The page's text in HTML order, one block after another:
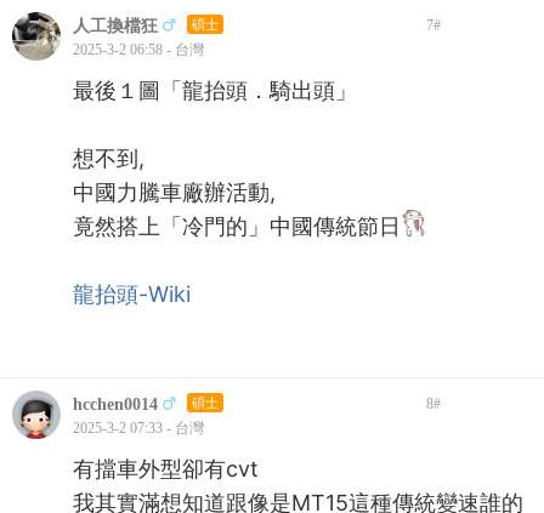
人工換檔狂 碩士 7#
2025-3-2 06:58 - 台灣
最後１圖「龍抬頭．騎出頭」
想不到,
中國力騰車廠辦活動,
竟然搭上「冷門的」中國傳統節日
龍抬頭-Wiki
hcchen0014 碩士 8#
2025-3-2 07:33 - 台灣
有擋車外型卻有cvt
我其實滿想知道跟像是MT15這種傳統變速誰的